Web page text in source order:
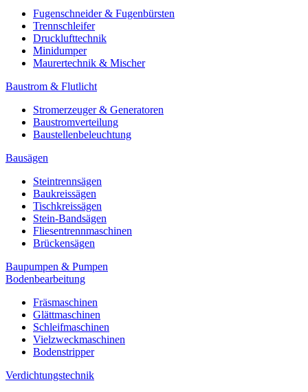
Fugenschneider & Fugenbürsten
Trennschleifer
Drucklufttechnik
Minidumper
Maurertechnik & Mischer
Baustrom & Flutlicht
Stromerzeuger & Generatoren
Baustromverteilung
Baustellenbeleuchtung
Bausägen
Steintrennsägen
Baukreissägen
Tischkreissägen
Stein-Bandsägen
Fliesentrennmaschinen
Brückensägen
Baupumpen & Pumpen
Bodenbearbeitung
Fräsmaschinen
Glättmaschinen
Schleifmaschinen
Vielzweckmaschinen
Bodenstripper
Verdichtungstechnik